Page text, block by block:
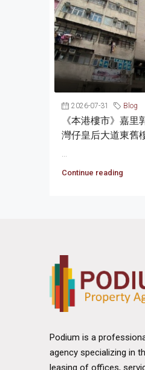
2026-07-31 Blog
《本港樓市》嘉
灣仔皇后大道東舊
Continue reading
Podium is a
agency specializing in
leasing of offices,